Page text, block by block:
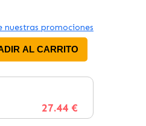
nuestras promociones
AL CARRITO
27.44 €